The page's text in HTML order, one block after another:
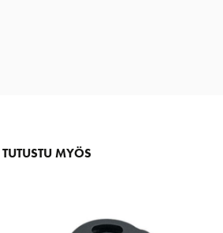
TUTUSTU MYÖS